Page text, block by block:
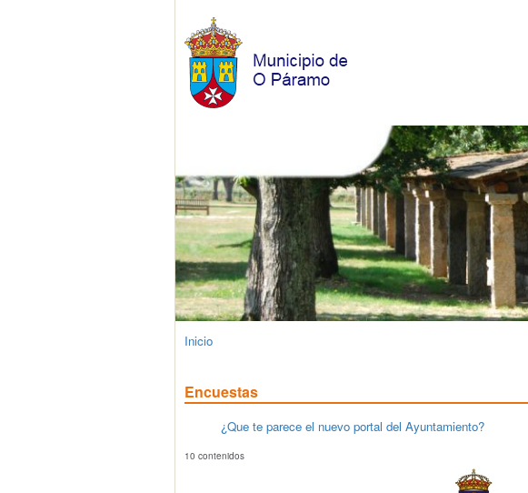
Inicio
Encuestas
¿Que te parece el nuevo portal del Ayuntamiento?
10 contenidos